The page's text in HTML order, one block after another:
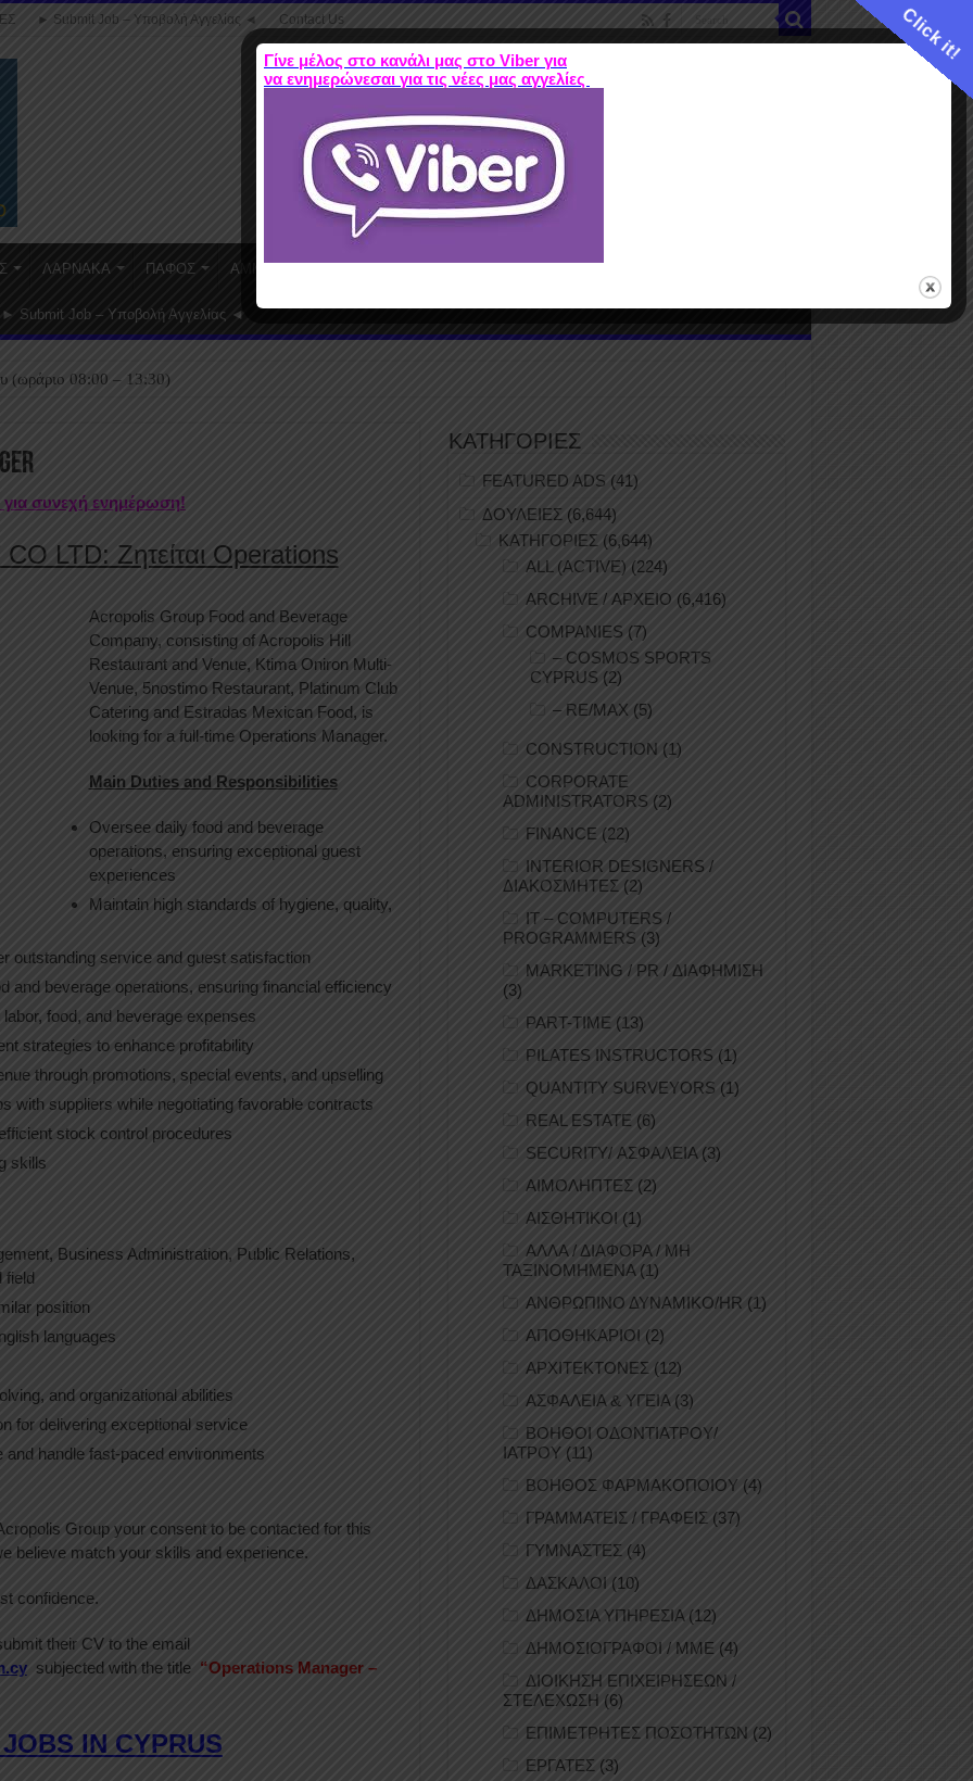
► Submit Job – Υποβολή Αγγελίας ◄ Contact Us
ΛΑΡΝΑΚΑ ΠΑΦΟΣ ΑΜΜΟΧΩΣΤΟΣ
► Submit Job – Υποβολή Αγγελίας ◄
(ωράριο 08:00 – 13:30)
για συνεχή ενημέρωση!
LTD: Ζητείται Operations
Acropolis Group Food and Beverage
Company, consisting of Acropolis Hill
Restaurant and Venue, Ktima Oniron Multi-
Venue, 5nostimo Restaurant, Platinum Club
Catering and Estradas Mexican Food, is
looking for a full-time Operations Manager.
Main Duties and Responsibilities
Oversee daily food and beverage
operations, ensuring exceptional guest
experiences
Maintain high standards of hygiene, quality,
outstanding service and guest satisfaction
and beverage operations, ensuring financial efficiency
food, and beverage expenses
strategies to enhance profitability
through promotions, special events, and upselling
with suppliers while negotiating favorable contracts
stock control procedures
skills
Business Administration, Public Relations,
field
position
languages
and organizational abilities
for delivering exceptional service
handle fast-paced environments
Group your consent to be contacted for this
believe match your skills and experience.
confidence.
their CV to the email
subjected with the title “Operations Manager –
IN CYPRUS
ΚΑΤΗΓΟΡΙΕΣ
FEATURED ADS (41)
ΔΟΥΛΕΙΕΣ (6,644)
ΚΑΤΗΓΟΡΙΕΣ (6,644)
ALL (ACTIVE) (224)
ARCHIVE / ΑΡΧΕΙΟ (6,416)
COMPANIES (7)
– COSMOS SPORTS
CYPRUS (2)
– RE/MAX (5)
CONSTRUCTION (1)
CORPORATE
ADMINISTRATORS (2)
FINANCE (22)
INTERIOR DESIGNERS /
ΔΙΑΚΟΣΜΗΤΕΣ (2)
IT – COMPUTERS /
PROGRAMMERS (3)
MARKETING / PR / ΔΙΑΦΗΜΙΣΗ
(3)
PART-TIME (13)
PILATES INSTRUCTORS (1)
QUANTITY SURVEYORS (1)
REAL ESTATE (6)
SECURITY/ ΑΣΦΑΛΕΙΑ(3)
ΑΙΜΟΛΗΠΤΕΣ (2)
ΑΙΣΘΗΤΙΚΟΙ (1)
ΑΛΛΑ / ΔΙΑΦΟΡΑ / ΜΗ
ΤΑΞΙΝΟΜΗΜΕΝΑ(1)
ΑΝΘΡΩΠΙΝΟ ΔΥΝΑΜΙΚΟ/HR (1)
ΑΠΟΘΗΚΑΡΙΟΙ (2)
ΑΡΧΙΤΕΚΤΟΝΕΣ (12)
ΑΣΦΑΛΕΙΑ & ΥΓΕΙΑ (3)
ΒΟΗΘΟΙ ΟΔΟΝΤΙΑΤΡΟΥ/
ΙΑΤΡΟΥ(11)
ΒΟΗΘΟΣ ΦΑΡΜΑΚΟΠΟΙΟΥ (4)
ΓΡΑΜΜΑΤΕΙΣ / ΓΡΑΦΕΙΣ (37)
ΓΥΜΝΑΣΤΕΣ (4)
ΔΑΣΚΑΛΟΙ (10)
ΔΗΜΟΣΙΑ ΥΠΗΡΕΣΙΑ (12)
ΔΗΜΟΣΙΟΓΡΑΦΟΙ / ΜΜΕ (4)
ΔΙΟΙΚΗΣΗ ΕΠΙΧΕΙΡΗΣΕΩΝ /
ΣΤΕΛΕΧΩΣΗ (6)
ΕΠΙΜΕΤΡΗΤΕΣ ΠΟΣΟΤΗΤΩΝ (2)
ΕΡΓΑΤΕΣ (3)
Click it!
Γίνε μέλος στο κανάλι μας στο Viber για
να ενημερώνεσαι για τις νέες μας αγγελίες